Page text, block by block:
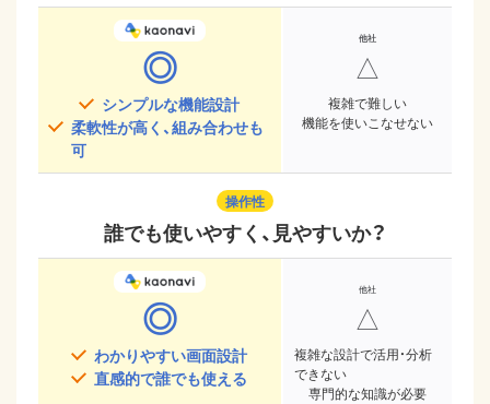
◎
シンプルな機能設計
柔軟性が高く、組み合わせも
可
△
複雑で難しい
機能を使いこなせない
操作性
誰でも使いやすく、見やすいか？
◎
わかりやすい画面設計
直感的で誰でも使える
△
複雑な設計で活用・分析
できない
専門的な知識が必要